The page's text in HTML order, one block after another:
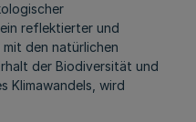
reflektierter und
den natürlichen
der Biodiversität und
Klimawandels, wird